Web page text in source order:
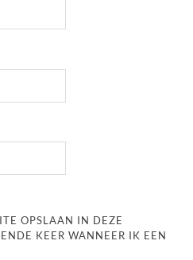
OPSLAAN IN DEZE
KEER WANNEER IK EEN